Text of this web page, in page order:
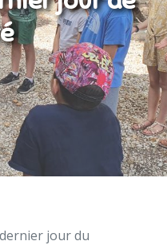
jour du